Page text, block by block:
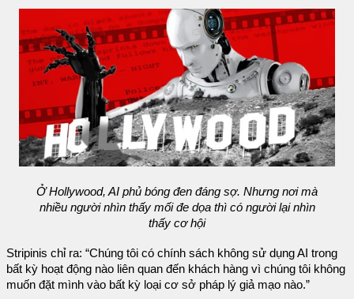
Ở Hollywood, AI phủ bóng đen đáng sợ. Nhưng nơi mà
nhiều người nhìn thấy mối đe dọa thì có người lại nhìn
thấy cơ hội
Stripinis chỉ ra: “Chúng tôi có chính sách không sử dụng AI trong
bất kỳ hoạt động nào liên quan đến khách hàng vì chúng tôi không
muốn đặt mình vào bất kỳ loại cơ sở pháp lý giả mạo nào.”